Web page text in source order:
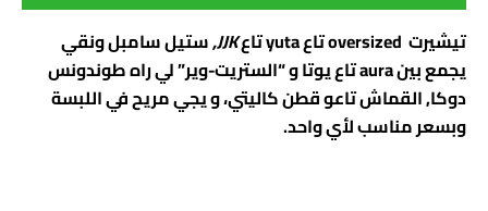
تيشيرت oversized تاع yuta تاع
JJK, ستيل سامبل ونقي
يجمع بين aura تاع يوتا و “الستريت-وير” لي راه طوندونس
دوكا, القماش تاعو قطن كاليتي، و يجي مريح في اللبسة
وبسعر مناسب لأي واحد.